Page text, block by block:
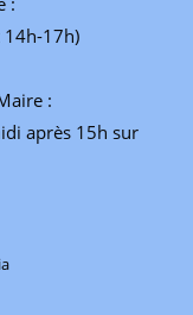
17h)
:
après 15h sur